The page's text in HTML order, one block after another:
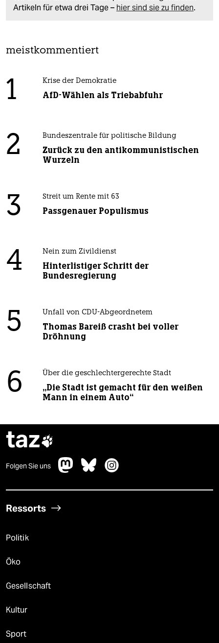
Artikeln für etwa drei Tage – hier sind sie zu finden.
meistkommentiert
1 Krise der Demokratie
AfD-Wählen als Triebabfuhr
2 Bundeszentrale für politische Bildung
Zurück zu den antikommunistischen
Wurzeln
3 Streit um Rente mit 63
Passgenauer Populismus
4 Nein zum Zivildienst
Hinterlistiger Schritt der
Bundesregierung
5 Unfall von CDU-Abgeordnetem
Thomas Bareiß crasht bei voller
Dröhnung
6 Über die geschlechtergerechte Stadt
„Die Stadt ist gemacht für den weißen
Mann in einem Auto“
taz
Folgen Sie uns
Ressorts
Politik
Öko
Gesellschaft
Kultur
Sport